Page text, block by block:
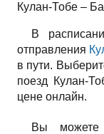
Кулан-Тобе –
В
отправления
в пути.
поезд Кулан-
цене онлайн.
Вы можете